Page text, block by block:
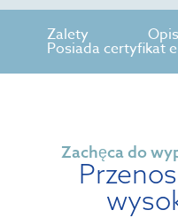
Zalety Opis
Posiada certyfikat
Zachęca do